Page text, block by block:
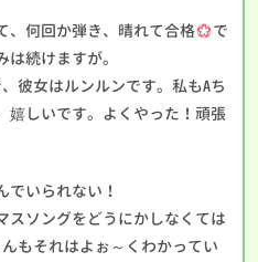
、何回か弾き、晴れて合格
で
続けますが。
彼女はルンルンです。私もAち
嬉しいです。よくやった！頑張
でいられない！
スソングをどうにかしなくては
もそれはよぉ～くわかってい